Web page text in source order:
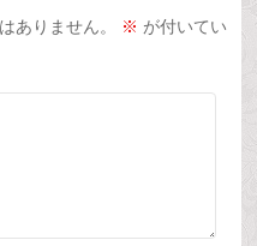
ありません。 ※ が付いてい